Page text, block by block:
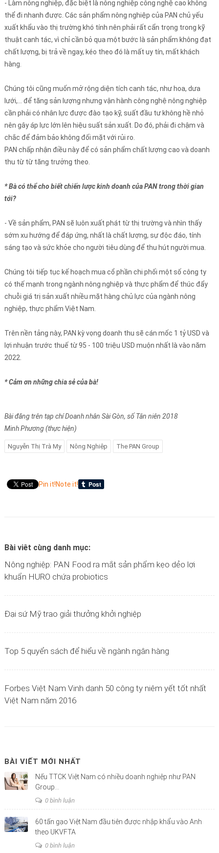
- Làm nông nghiệp, đặc biệt là nông nghiệp công nghệ cao không
thể đi nhanh được. Các sản phẩm nông nghiệp của PAN chủ yếu
xuất khẩu vào thị trường khó tính nên phải rất cẩn trọng trong kỹ
thuật canh tác, vì chỉ cần bỏ qua một bước là sản phẩm không đạt
chất lượng, bị trả về ngay, kéo theo đó là mất uy tín, mất khách
hàng.
Chúng tôi cũng muốn mở rộng diện tích canh tác, như hoa, dưa
lưới,… để tăng sản lượng nhưng vận hành công nghệ nông nghiệp
cần phải có nhân lực được đào tạo kỹ, suất đầu tư không hề nhỏ
nên gây áp lực lớn lên hiệu suất sản xuất. Do đó, phải đi chậm và
chắc để đảm bảo không đối mặt với rủi ro.
PAN chấp nhận điều này để có sản phẩm chất lượng cao và doanh
thu từ từ tăng trưởng theo.
* Bà có thể cho biết chiến lược kinh doanh của PAN trong thời gian
tới?
- Về sản phẩm, PAN sẽ luôn xuất phát từ thị trường và nhìn thấy
sớm xu hướng để đáp ứng, nhất là chất lượng, sự độc đáo, tính
sáng tạo và sức khỏe cho người tiêu dùng để thu hút người mua.
Chúng tôi tiếp tục kế hoạch mua cổ phần chi phối một số công ty
có thế mạnh trong ngành nông nghiệp và thực phẩm để thúc đẩy
chuỗi giá trị sản xuất nhiều mặt hàng chủ lực của ngành nông
nghiệp, thực phẩm Việt Nam.
Trên nền tảng này, PAN kỳ vọng doanh thu sẽ cán mốc 1 tỷ USD và
lợi nhuận trước thuế từ 95 - 100 triệu USD muộn nhất là vào năm
2022.
* Cảm ơn những chia sẻ của bà!
Bài đăng trên tạp chí Doanh nhân Sài Gòn, số Tân niên 2018
Minh Phương (thực hiện)
Nguyễn Thị Trà My Nông Nghiệp The PAN Group
Pin it!Note it!
Bài viêt cùng danh mục:
Nông nghiệp: PAN Food ra mắt sản phẩm kẹo dẻo lợi
khuẩn HURO chứa probiotics
Đại sứ Mỹ trao giải thưởng khởi nghiệp
Top 5 quyển sách để hiểu về ngành ngân hàng
Forbes Việt Nam Vinh danh 50 công ty niêm yết tốt nhất
Việt Nam năm 2016
BÀI VIẾT MỚI NHẤT
Nếu TTCK Việt Nam có nhiều doanh nghiệp như PAN
Group…
0 bình luận
60 tấn gạo Việt Nam đầu tiên được nhập khẩu vào Anh
theo UKVFTA
0 bình luận